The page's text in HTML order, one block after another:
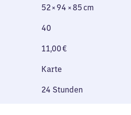
52 × 94 × 85 cm
40
11,00€
Karte
24 Stunden